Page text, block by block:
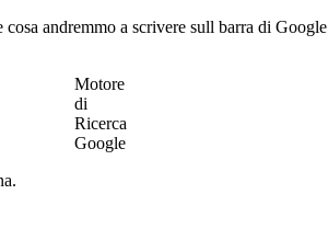
andremmo a scrivere sull barra di Google
Motore
di
Ricerca
Google